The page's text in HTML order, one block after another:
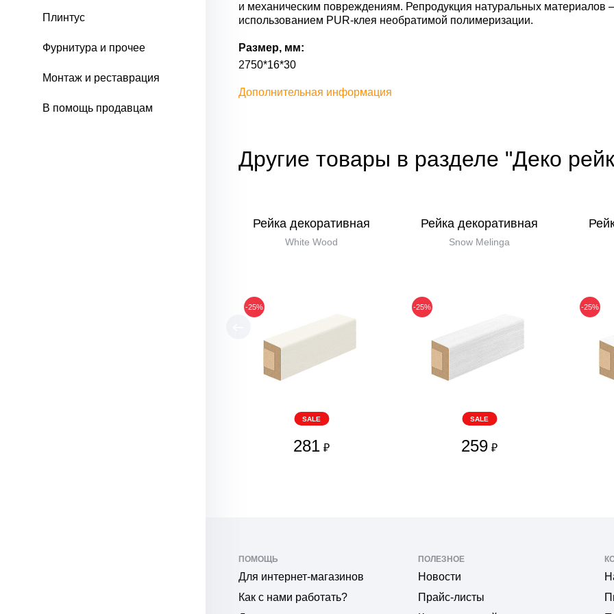
Плинтус
Фурнитура и прочее
Монтаж и реставрация
В помощь продавцам
и механическим повреждениям. Репродукция натуральных материалов
использованием PUR-клея необратимой полимеризации.
Размер, мм:
2750*16*30
Дополнительная информация
Другие товары в разделе "Деко
Рейка декоративная
White Wood
-25%
SALE
281 ₽
Рейка декоративная
Snow Melinga
-25%
SALE
259 ₽
-25%
ПОМОЩЬ
Для интернет-магазинов
Как с нами работать?
ПОЛЕЗНОЕ
Новости
Прайс-листы